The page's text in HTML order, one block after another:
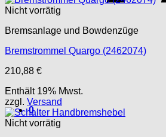
0
Nicht vorrätig
Bremsanlage und Bowdenzüge
Bremstrommel Quargo (2462074)
210,88 €
Enthält 19% Mwst.
zzgl. Versand
Nicht vorrätig